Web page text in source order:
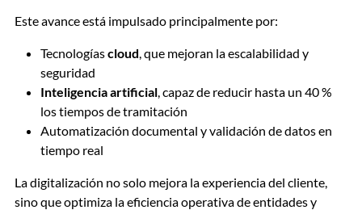
Este avance está impulsado principalmente por:
Tecnologíascloud, que mejoran la escalabilidad y
seguridad
Inteligencia artificial, capaz de reducir hasta un 40 %
los tiempos de tramitación
Automatización documental y validación de datos en
tiempo real
La digitalización no solo mejora la experiencia del cliente,
sino que optimiza la eficiencia operativa de entidades y